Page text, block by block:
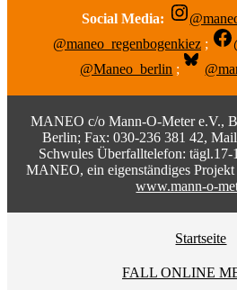
Social Media:
@maneo_regenbogenkiez ;
@Maneo_berlin ;
MANEO c/o Mann-O-Meter e.V.,
Berlin; Fax: 030-236 381 42,
Schwules Überfalltelefon:
MANEO, ein eigenständiges
www.mann-o-
Startseite
FALL ONLINE